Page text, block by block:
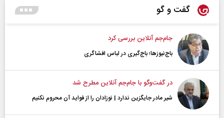
گفت و گو
جام‌جم آنلاین بررسی کرد
باج‌نیوزها؛ باج‌گیری در لباس افشاگری
در گفت‌و‌گو با جام‌جم آنلاین مطرح شد
شیر مادر جایگزین ندارد | نوزادان را از فواید آن محروم نکنیم